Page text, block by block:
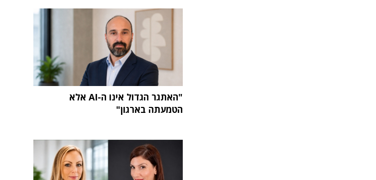
"האתגר הגדול אינו ה-AI אלא
הטמעתה בארגון"